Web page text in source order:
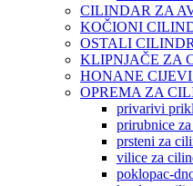
CILINDAR ZA
KOČIONI
OSTALI
KLIPNJAČE ZA
HONANE
OPREMA ZA
privarivi
prirubnice
prsteni za
vilice za
poklopac-